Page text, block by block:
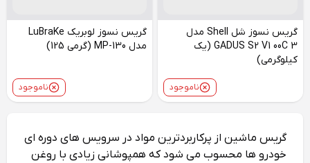
گریس نسوز شل Shell مدل
GADUS S2 V1 00C 3 (یک
کیلوگرمی)
ناموجود
گریس نسوز لوبریک LuBraKe
مدل MP-130 (گرمی 125)
ناموجود
گریس ماشین از پرکاربردترین مواد در سرویس های دوره ای
خودرو ها محسوب می شود که همپوشانی زیادی با روغن